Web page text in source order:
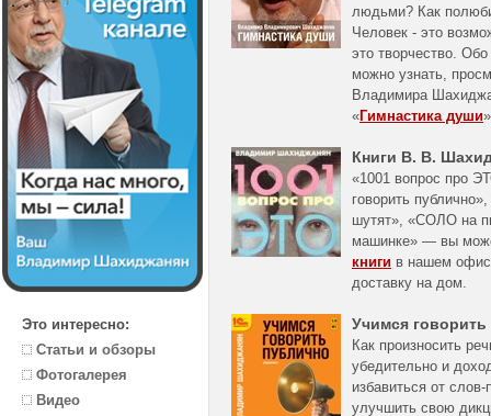
Это интересно:
Статьи и обзоры
Фотогалерея
Видео
людьми? Как
Человек - это
это творчество.
можно узнать,
Владимира
«Гимнастика души
Книги В. В.
«1001 вопрос про
говорить
шутят», «СОЛО на
машинке» — вы
книги в нашем
доставку на дом.
Учимся говорить
Как произносить
убедительно и
избавиться от слов-
улучшить свою